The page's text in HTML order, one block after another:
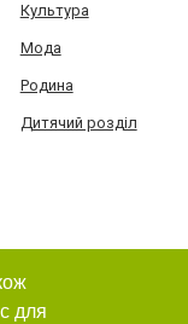
Культура
Мода
Родина
Дитячий розділ
для